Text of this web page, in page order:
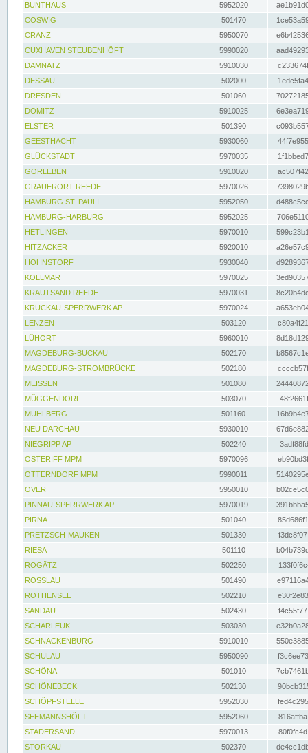
BUNTHAUS
5952020
COSWIG
501470
CRANZ
5950070
CUXHAVEN STEUBENHÖFT
5990020
DAMNATZ
5910030
DESSAU
502000
DRESDEN
501060
DÖMITZ
5910025
ELSTER
501390
GEESTHACHT
5930060
GLÜCKSTADT
5970035
GORLEBEN
5910020
GRAUERORT REEDE
5970026
HAMBURG ST. PAULI
5952050
HAMBURG-HARBURG
5952025
HETLINGEN
5970010
HITZACKER
5920010
HOHNSTORF
5930040
KOLLMAR
5970025
KRAUTSAND REEDE
5970031
KRÜCKAU-SPERRWERK AP
5970024
LENZEN
503120
LÜHORT
5960010
MAGDEBURG-BUCKAU
502170
MAGDEBURG-STROMBRÜCKE
502180
MEISSEN
501080
MÜGGENDORF
503070
MÜHLBERG
501160
NEU DARCHAU
5930010
NIEGRIPP AP
502240
OSTERIFF MPM
5970096
OTTERNDORF MPM
5990011
OVER
5950010
PINNAU-SPERRWERK AP
5970019
PIRNA
501040
PRETZSCH-MAUKEN
501330
RIESA
501110
ROGÄTZ
502250
ROSSLAU
501490
ROTHENSEE
502210
SANDAU
502430
SCHARLEUK
503030
SCHNACKENBURG
5910010
SCHULAU
5950090
SCHÖNA
501010
SCHÖNEBECK
502130
SCHÖPFSTELLE
5952030
SEEMANNSHÖFT
5952060
STADERSAND
5970013
STORKAU
502370